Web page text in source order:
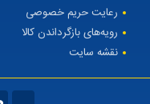
رعایت حریم خصوصی
رویه‌های بازگرداندن کالا
نقشه سایت